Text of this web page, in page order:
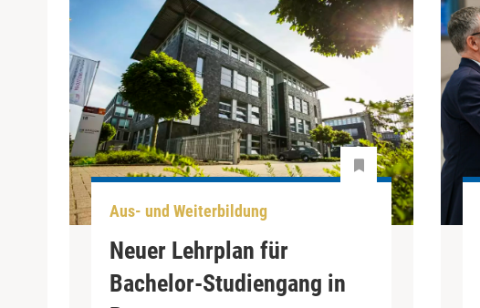
Aus- und Weiterbildung
Neuer Lehrplan für
Bachelor-Studiengang in